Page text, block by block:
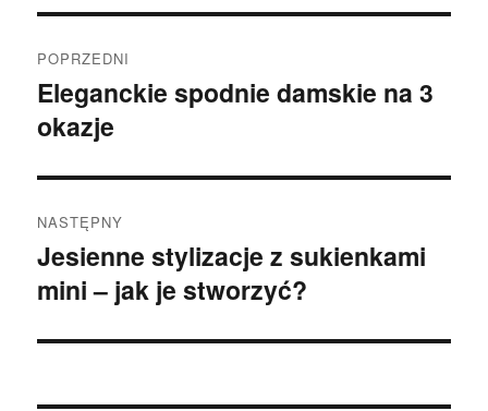
wpisu
POPRZEDNI
Poprzedni
wpis:
Eleganckie spodnie damskie na 3
okazje
NASTĘPNY
Następny
wpis:
Jesienne stylizacje z sukienkami
mini – jak je stworzyć?